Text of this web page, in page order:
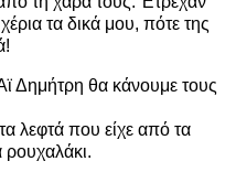
τα δικά μου, πότε της
Δημήτρη θα κάνουμε τους
λεφτά που είχε από τα
ρουχαλάκι.